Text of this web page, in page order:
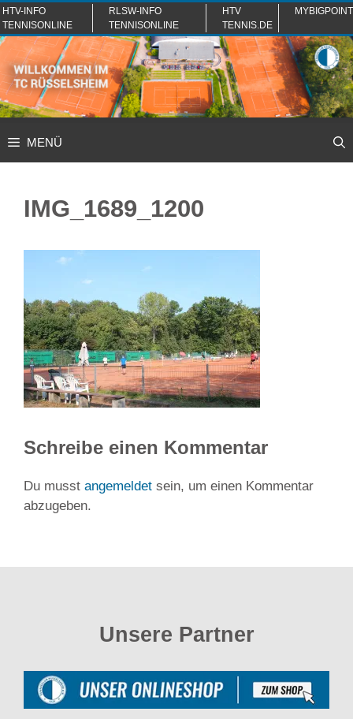
Zum
Inhalt
springen
HTV-INFO
TENNISONLINE
RLSW-INFO
TENNISONLINE
HTV
TENNIS.DE
MYBIGPOINT
MENÜ
IMG_1689_1200
Schreibe einen Kommentar
Du musst angemeldet sein, um einen Kommentar
abzugeben.
Unsere Partner